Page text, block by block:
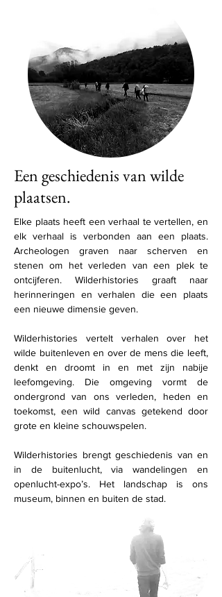
Een geschiedenis van wilde
plaatsen.
Elke plaats heeft een verhaal te vertellen, en
elk verhaal is verbonden aan een plaats.
Archeologen graven naar scherven en
stenen om het verleden van een plek te
ontcijferen. Wilderhistories graaft naar
herinneringen en verhalen die een plaats
een nieuwe dimensie geven.
Wilderhistories vertelt verhalen over het
wilde buitenleven en over de mens die leeft,
denkt en droomt in en met zijn nabije
leefomgeving. Die omgeving vormt de
ondergrond van ons verleden, heden en
toekomst, een wild canvas getekend door
grote en kleine schouwspelen.
Wilderhistories brengt geschiedenis van en
in de buitenlucht, via wandelingen en
openlucht-expo’s. Het landschap is ons
museum, binnen en buiten de stad.